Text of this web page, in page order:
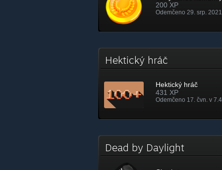
200 XP
Odemčeno 29. srp.
Hektický hráč
Hektický hráč
431 XP
Odemčeno 17. čvn. v
Dead by Daylight